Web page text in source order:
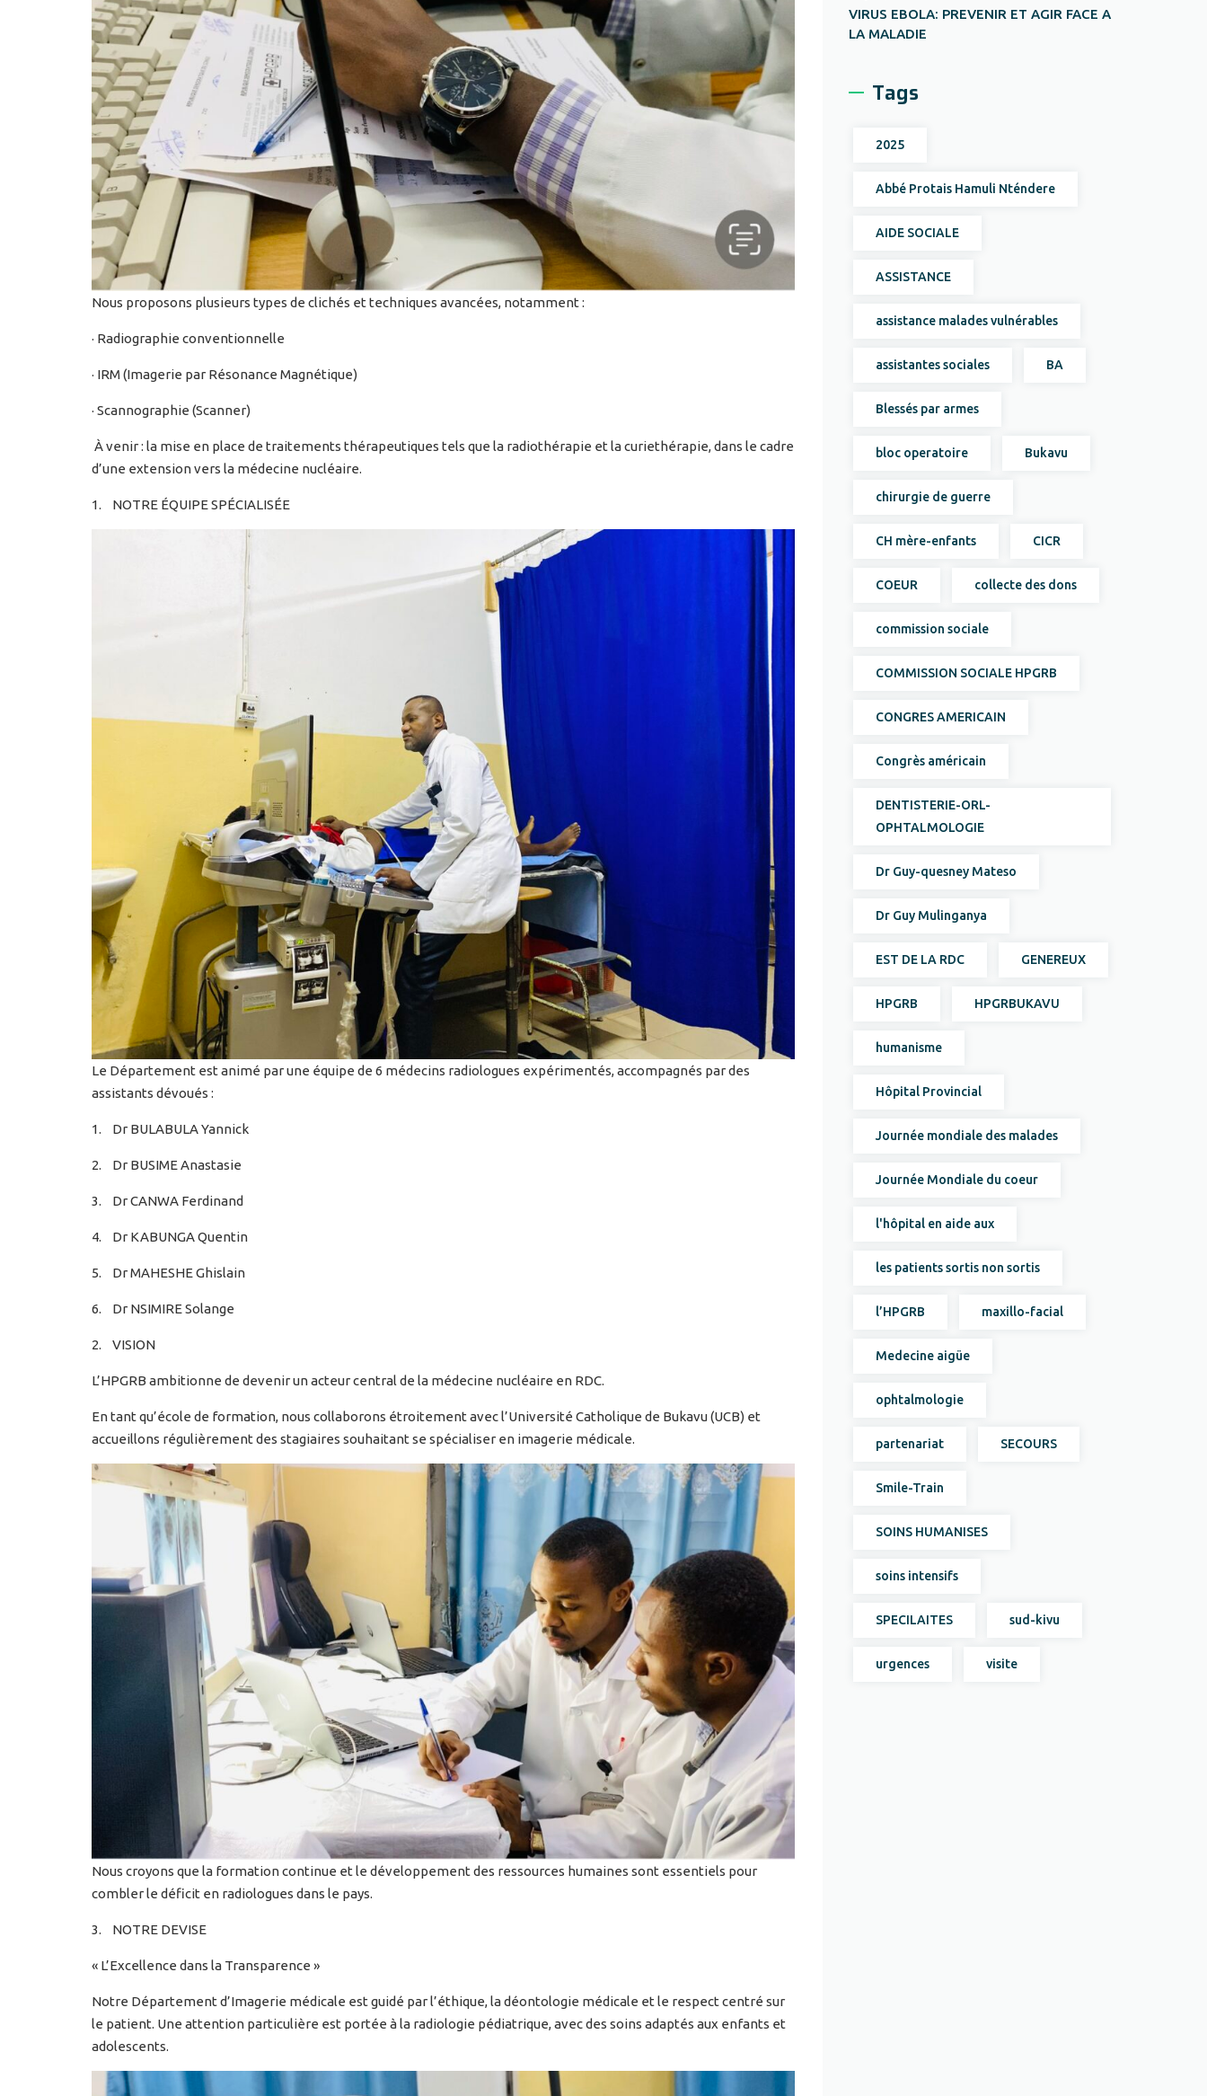
Nous proposons plusieurs types de clichés et techniques avancées, notamment :
· Radiographie conventionnelle
· IRM (Imagerie par Résonance Magnétique)
· Scannographie (Scanner)
À venir : la mise en place de traitements thérapeutiques tels que la radiothérapie et la curiethérapie, dans le cadre
d’une extension vers la médecine nucléaire.
1. NOTRE ÉQUIPE SPÉCIALISÉE
Le Département est animé par une équipe de 6 médecins radiologues expérimentés, accompagnés par des
assistants dévoués :
1. Dr BULABULA Yannick
2. Dr BUSIME Anastasie
3. Dr CANWA Ferdinand
4. Dr KABUNGA Quentin
5. Dr MAHESHE Ghislain
6. Dr NSIMIRE Solange
2. VISION
L’HPGRB ambitionne de devenir un acteur central de la médecine nucléaire en RDC.
En tant qu’école de formation, nous collaborons étroitement avec l’Université Catholique de Bukavu (UCB) et
accueillons régulièrement des stagiaires souhaitant se spécialiser en imagerie médicale.
Nous croyons que la formation continue et le développement des ressources humaines sont essentiels pour
combler le déficit en radiologues dans le pays.
3. NOTRE DEVISE
« L’Excellence dans la Transparence »
Notre Département d’Imagerie médicale est guidé par l’éthique, la déontologie médicale et le respect centré sur
le patient. Une attention particulière est portée à la radiologie pédiatrique, avec des soins adaptés aux enfants et
adolescents.
VIRUS EBOLA: PREVENIR ET AGIR FACE A
LA MALADIE
Tags
2025
Abbé Protais Hamuli Nténdere
AIDE SOCIALE
ASSISTANCE
assistance malades vulnérables
assistantes sociales BA
Blessés par armes
bloc operatoire Bukavu
chirurgie de guerre
CH mère-enfants CICR
COEUR collecte des dons
commission sociale
COMMISSION SOCIALE HPGRB
CONGRES AMERICAIN
Congrès américain
DENTISTERIE-ORL-
OPHTALMOLOGIE
Dr Guy-quesney Mateso
Dr Guy Mulinganya
EST DE LA RDC GENEREUX
HPGRB HPGRBUKAVU
humanisme
Hôpital Provincial
Journée mondiale des malades
Journée Mondiale du coeur
l'hôpital en aide aux
les patients sortis non sortis
l’HPGRB maxillo-facial
Medecine aigüe
ophtalmologie
partenariat SECOURS
Smile-Train
SOINS HUMANISES
soins intensifs
SPECILAITES sud-kivu
urgences visite